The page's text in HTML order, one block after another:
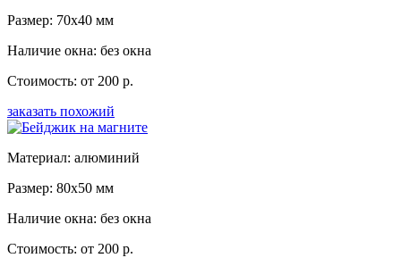
Размер: 70x40 мм
Наличие окна: без окна
Стоимость: от 200 р.
заказать похожий
Материал: алюминий
Размер: 80x50 мм
Наличие окна: без окна
Стоимость: от 200 р.